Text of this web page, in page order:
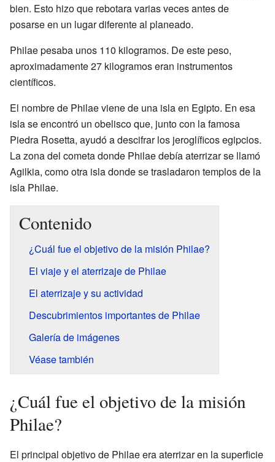
bien. Esto hizo que rebotara varias veces antes de
posarse en un lugar diferente al planeado.
Philae pesaba unos 110 kilogramos. De este peso,
aproximadamente 27 kilogramos eran instrumentos
científicos.
El nombre de Philae viene de una isla en Egipto. En esa
isla se encontró un obelisco que, junto con la famosa
Piedra Rosetta, ayudó a descifrar los jeroglíficos egipcios.
La zona del cometa donde Philae debía aterrizar se llamó
Agilkia, como otra isla donde se trasladaron templos de la
isla Philae.
Contenido
¿Cuál fue el objetivo de la misión Philae?
El viaje y el aterrizaje de Philae
El aterrizaje y su actividad
Descubrimientos importantes de Philae
Galería de imágenes
Véase también
¿Cuál fue el objetivo de la misión
Philae?
El principal objetivo de Philae era aterrizar en la superficie